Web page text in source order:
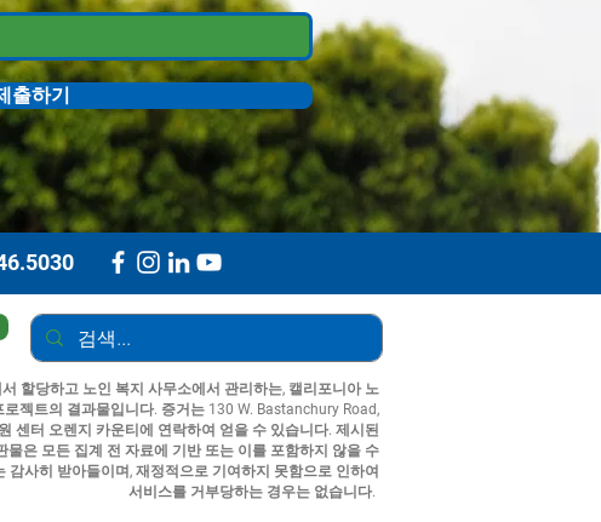
출하기
할당하고 노인 복지 사무소에서 관리하는, 캘리포니아 노
젝트의 결과물입니다. 증거는 130 W. Bastanchury Road,
센터 오렌지 카운티에 연락하여 얻을 수 있습니다. 제시된
은 모든 집계 전 자료에 기반 또는 이를 포함하지 않을 수
사히 받아들이며, 재정적으로 기여하지 못함으로 인하여
서비스를 거부당하는 경우는 없습니다.